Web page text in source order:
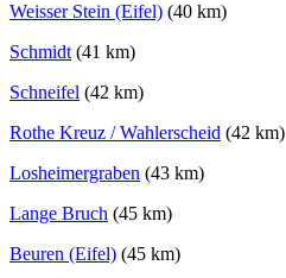
Weisser Stein (Eifel) (40 km)
Schmidt(41 km)
Schneifel (42 km)
Rothe Kreuz / Wahlerscheid (42 km)
Losheimergraben (43 km)
Lange Bruch (45 km)
Beuren (Eifel) (45 km)